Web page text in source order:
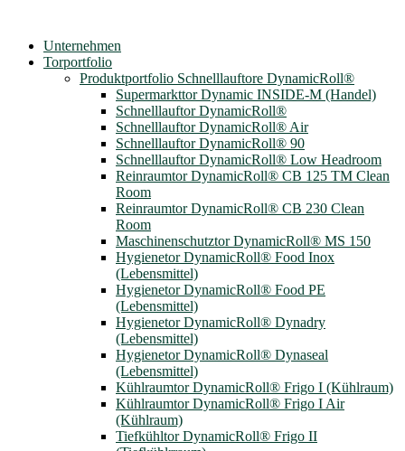
Unternehmen
Torportfolio
Produktportfolio Schnelllauftore DynamicRoll®
Supermarkttor Dynamic INSIDE-M (Handel)
Schnelllauftor DynamicRoll®
Schnelllauftor DynamicRoll® Air
Schnelllauftor DynamicRoll® 90
Schnelllauftor DynamicRoll® Low Headroom
Reinraumtor DynamicRoll® CB 125 TM Clean
Room
Reinraumtor DynamicRoll® CB 230 Clean
Room
Maschinenschutztor DynamicRoll® MS 150
Hygienetor DynamicRoll® Food Inox
(Lebensmittel)
Hygienetor DynamicRoll® Food PE
(Lebensmittel)
Hygienetor DynamicRoll® Dynadry
(Lebensmittel)
Hygienetor DynamicRoll® Dynaseal
(Lebensmittel)
Kühlraumtor DynamicRoll® Frigo I (Kühlraum)
Kühlraumtor DynamicRoll® Frigo I Air
(Kühlraum)
Tiefkühltor DynamicRoll® Frigo II